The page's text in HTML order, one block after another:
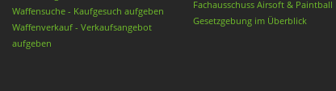
Waffensuche - Kaufgesuch aufgeben
Waffenverkauf - Verkaufsangebot
aufgeben
Fachausschuss Airsoft & Paintball
Gesetzgebung im Überblick